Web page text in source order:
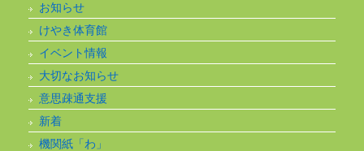
お知らせ
けやき体育館
イベント情報
大切なお知らせ
意思疎通支援
新着
機関紙「わ」